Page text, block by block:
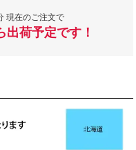
現在のご注文で
荷予定です！